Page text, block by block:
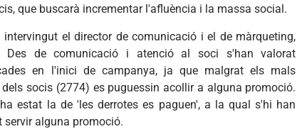
que buscarà incrementar l'afluència i la massa social.
el director de comunicació i el de màrqueting,
de comunicació i atenció al soci s'han valorat
en l'inici de campanya, ja que malgrat els mals
socis (2774) es puguessin acollir a alguna promoció.
estat la de 'les derrotes es paguen', a la qual s'hi han
servir alguna promoció.